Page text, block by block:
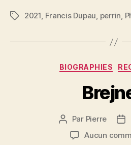
Étiquettes
2021, Francis Dupau, perrin,
BIOGRAPHIES
Auteur
de
l’article
Par Pierre
Aucun